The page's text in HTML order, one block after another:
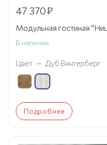
47 370₽
Модульная гостиная
В наличии
Цвет — Дуб Винтерберг
Подробнее